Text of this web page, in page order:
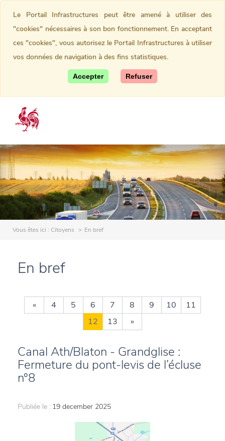
Vous êtes ici : Citoyens En bref
En bref
« 4 5 6 7 8 9 10
11
12
13 »
Canal Ath/Blaton - Grandglise :
Fermeture du pont-levis de l’écluse
n°8
Publiée le : 19 december 2025
Le Portail Infrastructures peut être amené à utiliser des
"cookies" nécessaires à son bon fonctionnement. En acceptant
ces "cookies", vous autorisez le Portail Infrastructures à utiliser
vos données de navigation à des fins statistiques.
Accepter Refuser